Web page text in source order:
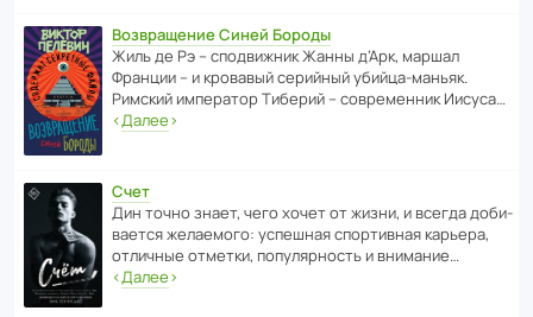
Возвращение Синей Бороды
Жиль де Рэ – спод­ви­жник Жанны д’Арк, маршал
Франции – и кровавый серийный убийца-маньяк.
Римский импе­ратор Тиберий – совре­менник Иисуса…
‹Далее›
Счет
Дин точно знает, чего хочет от жизни, и всегда доби­
ва­ется жела­е­мого: успе­шная спор­ти­вная карьера,
отли­чные отметки, попу­ля­р­ность и внимание…
‹Далее›